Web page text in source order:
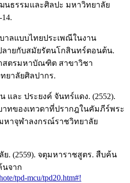
นธรรมและศิลปะ มหาวิทยาลัย
าลแบบไทยประเพณีในงาน
ายกับสมัยรัตนโกสินทร์ตอนต้น.
ตรมหาบัณฑิต สาขาวิชา
ยาลัยศิลปากร.
ละ ประยงค์ จันทร์แดง. (2552).
าทของเทวดาที่ปรากฎในคัมภีร์พระ
าจุฬาลงกรณ์ราชวิทยาลัย
. (2559). จตุมหาราชสูตร. สืบค้น
นจาก
tpd-mcu/tpd20.htm#!